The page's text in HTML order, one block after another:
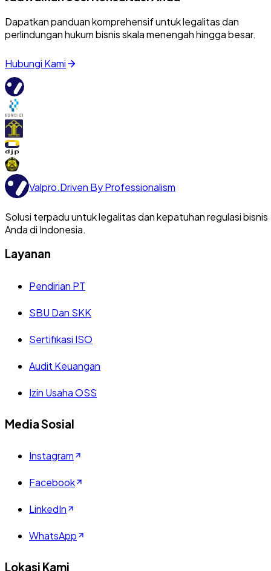
Dapatkan panduan komprehensif untuk legalitas dan
perlindungan hukum bisnis skala menengah hingga besar.
Hubungi Kami
Valpro.Driven By Professionalism
Solusi terpadu untuk legalitas dan kepatuhan regulasi bisnis
Anda di Indonesia.
Layanan
Pendirian PT
SBU Dan SKK
Sertifikasi ISO
Audit Keuangan
Izin Usaha OSS
Media Sosial
Instagram
Facebook
LinkedIn
WhatsApp
Lokasi Kami